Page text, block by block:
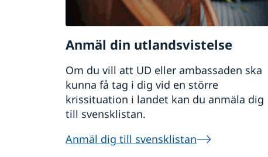
Anmäl din utlandsvistelse
Om du vill att UD eller ambassaden ska
kunna få tag i dig vid en större
krissituation i landet kan du anmäla dig
till svensklistan.
Anmäl dig till svensklistan